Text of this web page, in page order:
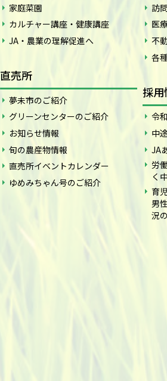
家庭菜園
カルチャー講座・健康講座
JA・農業の理解促進へ
直売所
夢未市のご紹介
グリーンセンターのご紹介
お知らせ情報
旬の農産物情報
直売所イベントカレンダー
ゆめみちゃん号のご紹介
訪
医
不
各
採用
令
中
JA
労
く
育
男
況